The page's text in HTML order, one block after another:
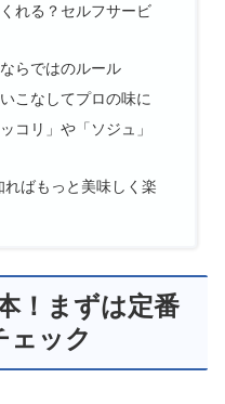
れる？セルフサービ
らではのルール
こなしてプロの味に
コリ」や「ソジュ」
ればもっと美味しく楽
！まずは定番
ェック